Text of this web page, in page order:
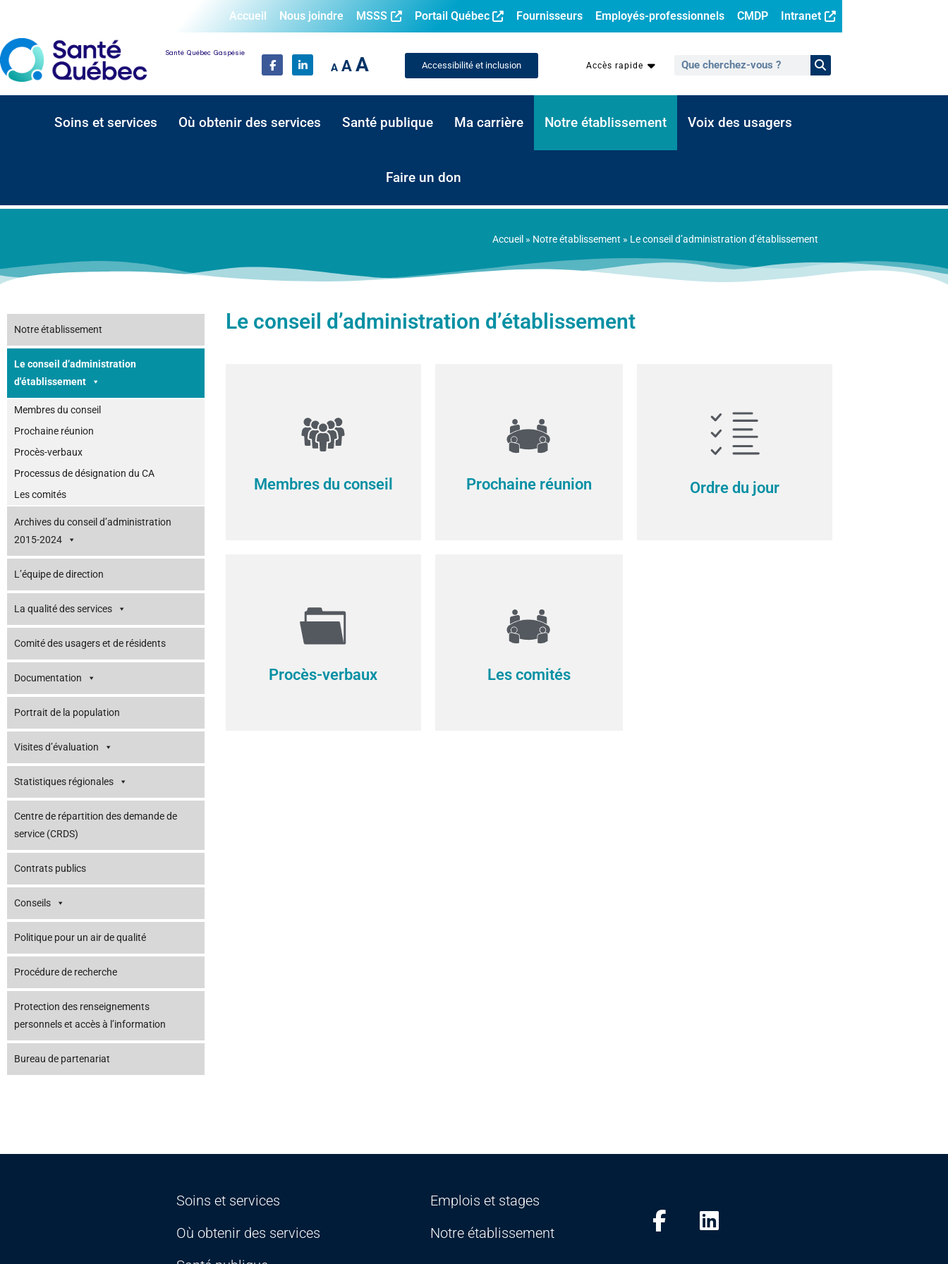
Accueil Nous joindre MSSS Portail Québec Fournisseurs Employés-professionnels CMDP Intranet
Santé Québec Gaspésie
A A A Accessibilité et inclusion Accès rapide
Soins et services Où obtenir des services Santé publique Ma carrière Notre établissement Voix des usagers
Faire un don
Accueil » Notre établissement » Le conseil d’administration d’établissement
Notre établissement
Le conseil d’administration
d'établissement
Membres du conseil
Prochaine réunion
Procès-verbaux
Processus de désignation du CA
Les comités
Archives du conseil d’administration
2015-2024
L’équipe de direction
La qualité des services
Comité des usagers et de résidents
Documentation
Portrait de la population
Visites d’évaluation
Statistiques régionales
Centre de répartition des demande de
service (CRDS)
Contrats publics
Conseils
Politique pour un air de qualité
Procédure de recherche
Protection des renseignements
personnels et accès à l’information
Bureau de partenariat
Le conseil d’administration d’établissement
Membres du conseil Prochaine réunion Ordre du jour
Procès-verbaux Les comités
Soins et services
Où obtenir des services
Emplois et stages
Notre établissement